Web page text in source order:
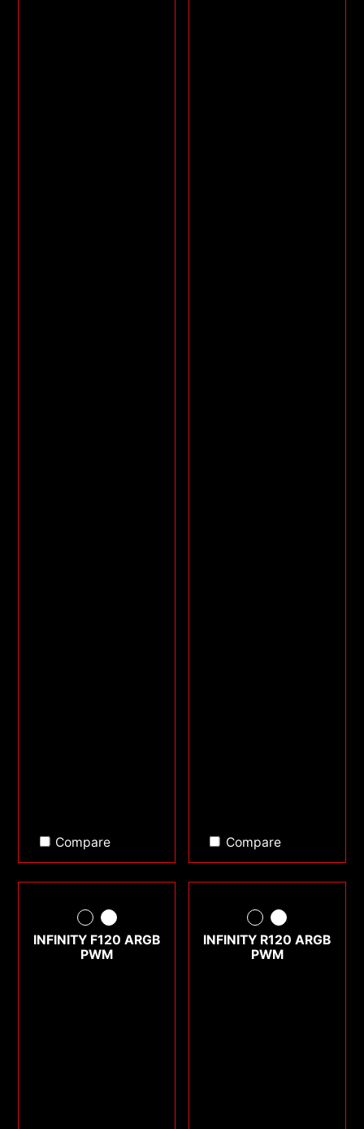
Compare Compare
INFINITY F120 ARGB
PWM
INFINITY R120 ARGB
PWM